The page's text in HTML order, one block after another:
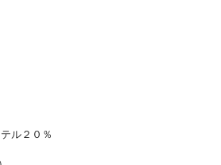
ル２０％